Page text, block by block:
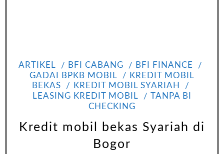
ARTIKEL BFI CABANG
BFI FINANCE
GADAI BPKB MOBIL
KREDIT MOBIL
BEKAS
KREDIT MOBIL SYARIAH
LEASING KREDIT MOBIL
TANPA BI
CHECKING
Kredit mobil bekas Syariah di
Bogor